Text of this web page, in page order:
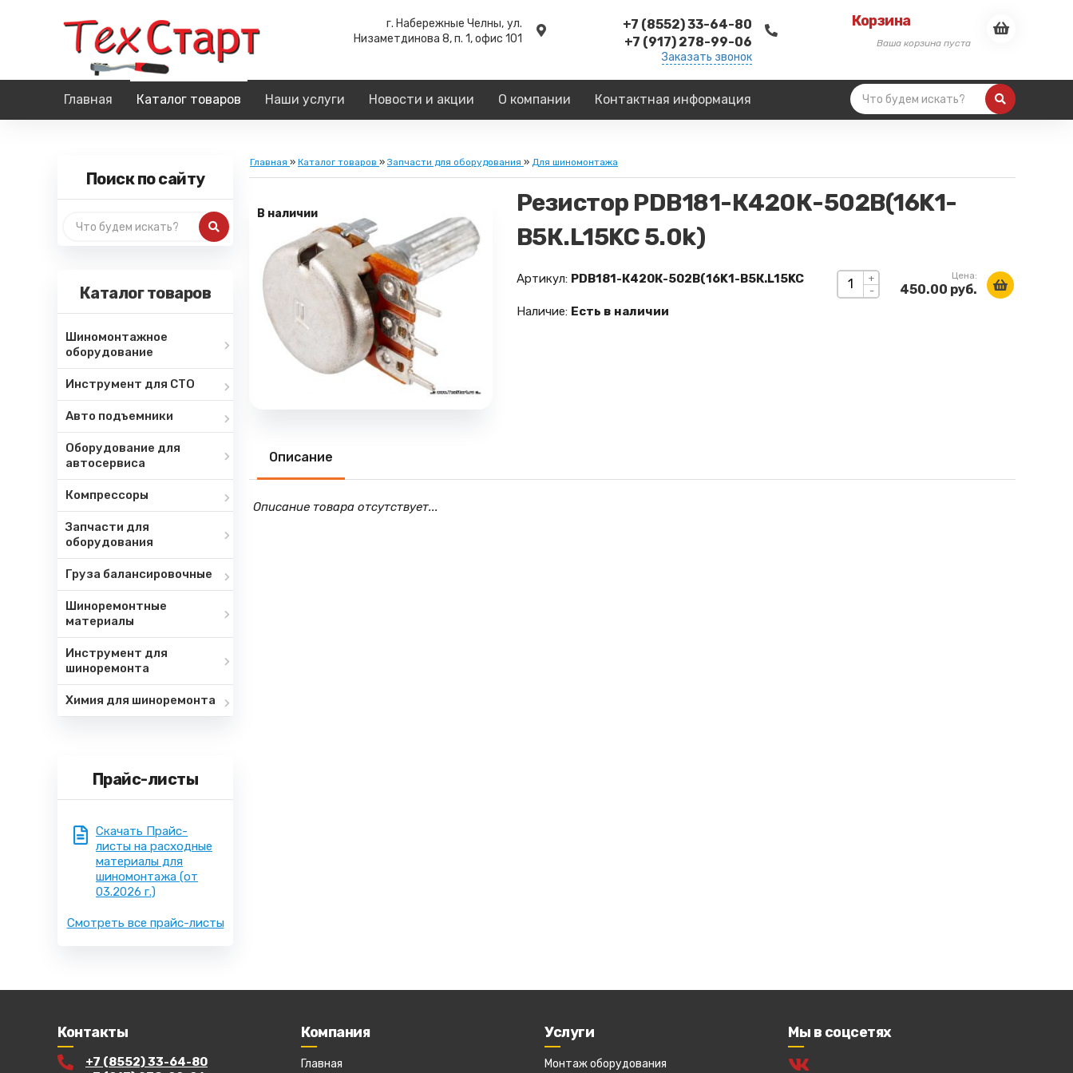
г. Набережные Челны, ул.
Низаметдинова 8, п. 1, офис 101
+7 (8552) 33-64-80
+7 (917) 278-99-06
Заказать звонок
Корзина
Ваша корзина пуста
Главная Каталог товаров Наши услуги Новости и акции О компании Контактная информация
Поиск по сайту
Каталог товаров
Шиномонтажное
оборудование
Инструмент для СТО
Авто подъемники
Оборудование для
автосервиса
Компрессоры
Запчасти для
оборудования
Груза балансировочные
Шиноремонтные
материалы
Инструмент для
шиноремонта
Химия для шиноремонта
Прайс-листы
Скачать Прайс-
листы на расходные
материалы для
шиномонтажа (от
03.2026 г.)
Смотреть все прайс-листы
Главная » Каталог товаров »Запчасти для оборудования » Для шиномонтажа
В наличии
Резистор PDB181-К420К-502В(16K1-
В5К.L15KC 5.0k)
+
-
Цена:
450.00 руб.
Артикул: PDB181-К420К-502В(16K1-В5К.L15KC
Наличие: Есть в наличии
Описание
Описание товара отсутствует...
Контакты
+7 (8552) 33-64-80
Компания
Главная
Услуги
Монтаж оборудования
Мы в соцсетях